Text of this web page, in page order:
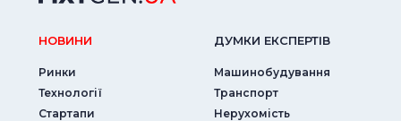
НОВИНИ
Ринки
Технології
Стартапи
ДУМКИ ЕКСПЕРТIВ
Машинобудування
Транспорт
Нерухомість